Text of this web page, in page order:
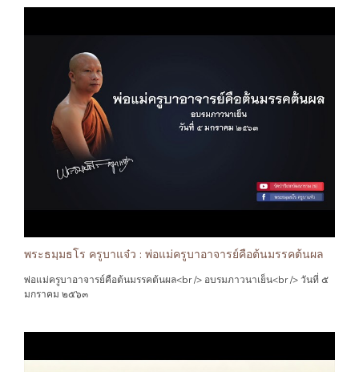
พระธมฺมธโร ครูบาแจ๋ว : พ่อแม่ครูบาอาจารย์คือต้นมรรคต้นผล
พ่อแม่ครูบาอาจารย์คือต้นมรรคต้นผล<br /> อบรมภาวนาเย็น<br /> วันที่ ๕
มกราคม ๒๕๖๓